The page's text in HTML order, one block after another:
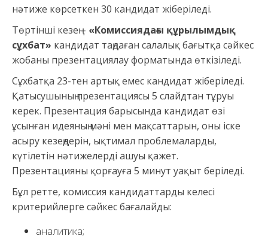
нәтиже көрсеткен 30 кандидат жіберіледі.
Төртінші кезең – «Комиссиядағы құрылымдық
сұхбат» кандидат таңдаған салалық бағытқа сәйкес
жобаны презентациялау форматында өткізіледі.
Сұхбатқа 23-тен артық емес кандидат жіберіледі.
Қатысушының презентациясы 5 слайдтан тұруы
керек. Презентация барысында кандидат өзі
ұсынған идеяның мәні мен мақсаттарын, оны іске
асыру кезеңдерін, ықтимал проблемаларды,
күтілетін нәтижелерді ашуы қажет.
Презентацияны қорғауға 5 минут уақыт беріледі.
Бұл ретте, комиссия кандидаттарды келесі
критерийлерге сәйкес бағалайды:
аналитика;